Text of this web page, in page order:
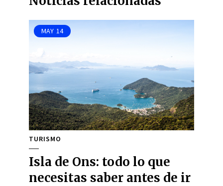
MAY 14
TURISMO
Isla de Ons: todo lo que
necesitas saber antes de ir